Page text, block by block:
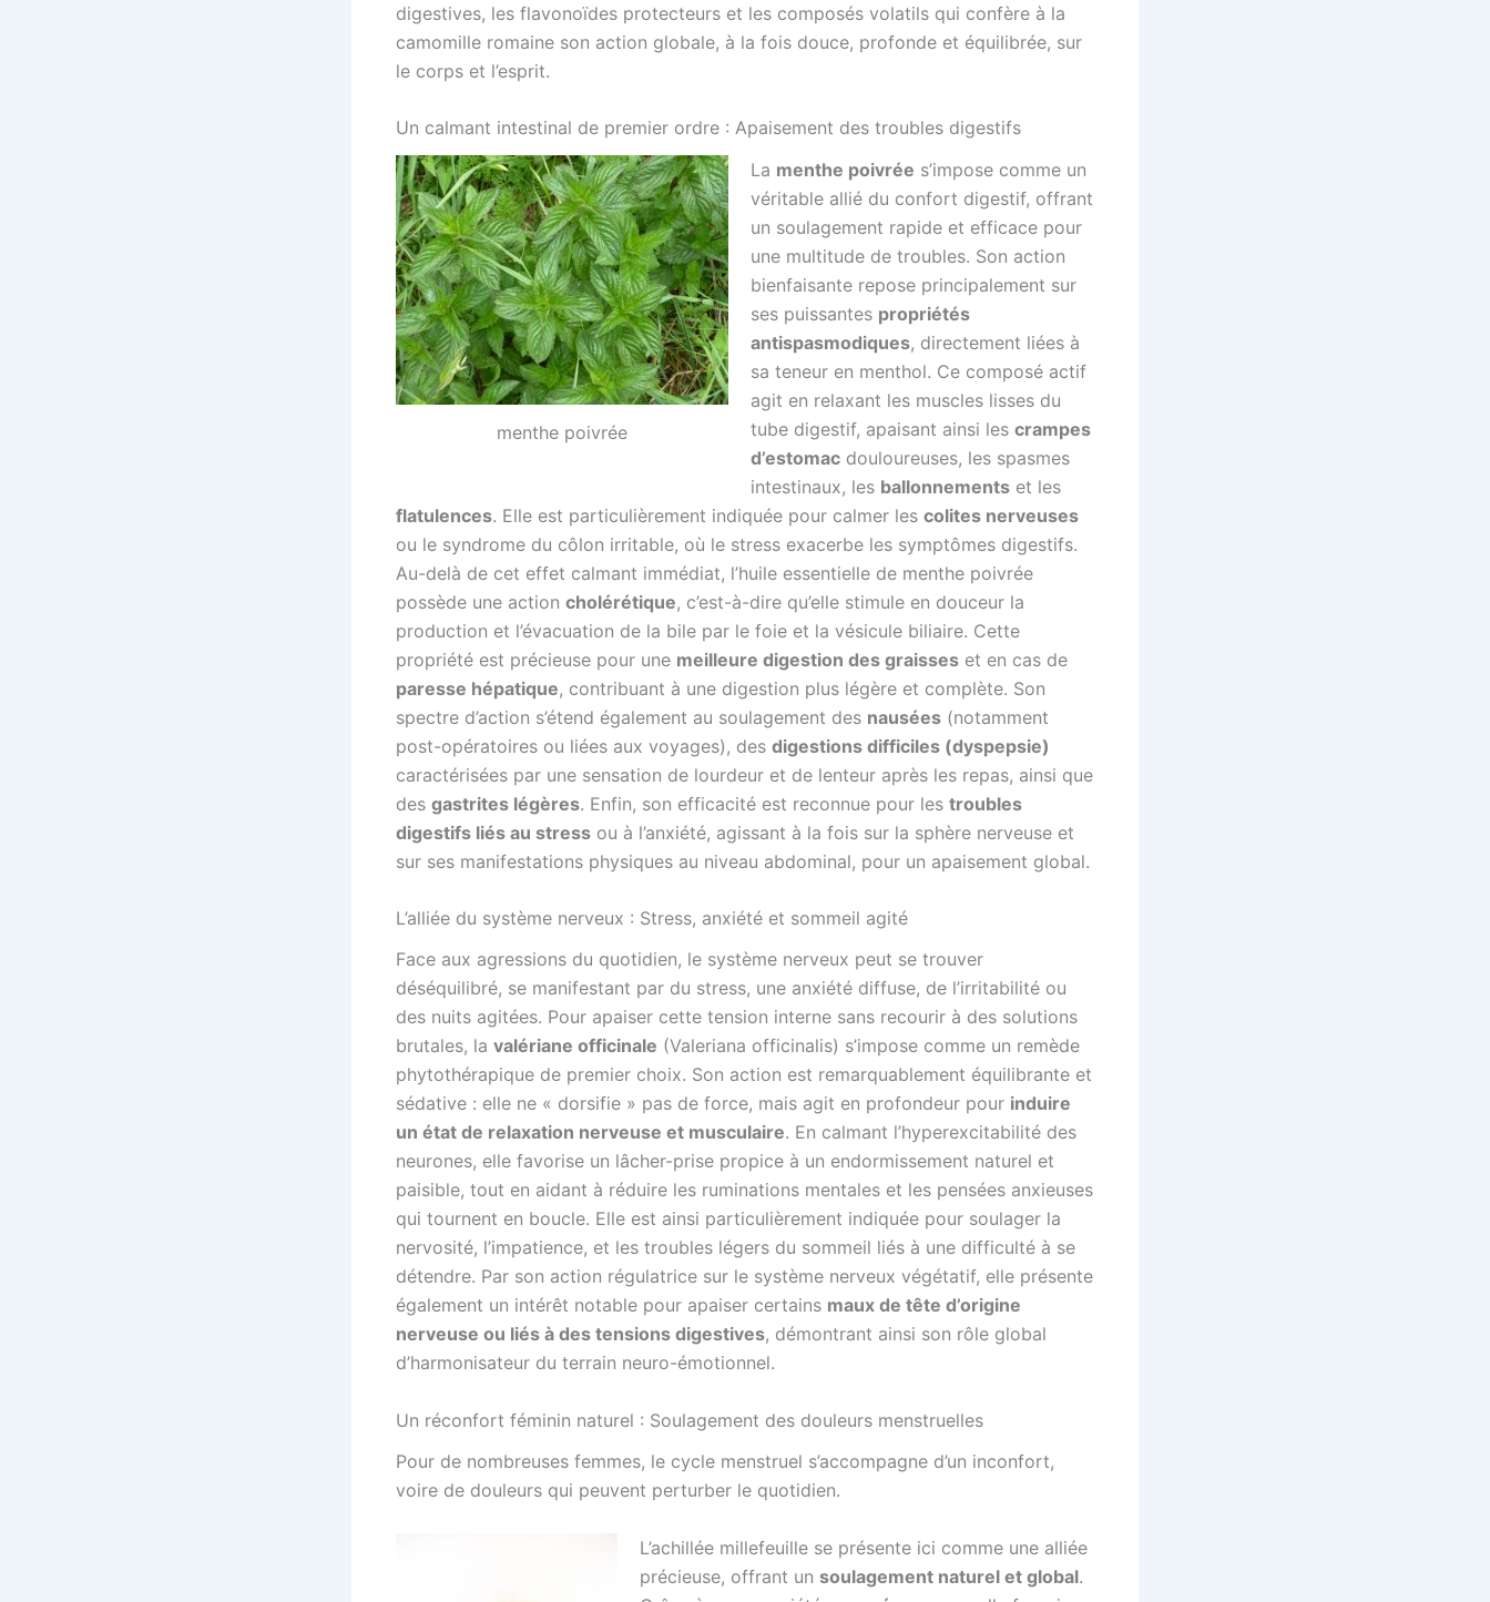
digestives, les flavonoïdes protecteurs et les composés volatils qui confère à la
camomille romaine son action globale, à la fois douce, profonde et équilibrée, sur
le corps et l’esprit.
Un calmant intestinal de premier ordre : Apaisement des troubles digestifs
menthe poivrée
La menthe poivrée s’impose comme un
véritable allié du confort digestif, offrant
un soulagement rapide et efficace pour
une multitude de troubles. Son action
bienfaisante repose principalement sur
ses puissantes propriétés
antispasmodiques, directement liées à
sa teneur en menthol. Ce composé actif
agit en relaxant les muscles lisses du
tube digestif, apaisant ainsi les crampes
d’estomac douloureuses, les spasmes
intestinaux, les ballonnements et les
flatulences. Elle est particulièrement indiquée pour calmer les colites nerveuses
ou le syndrome du côlon irritable, où le stress exacerbe les symptômes digestifs.
Au-delà de cet effet calmant immédiat, l’huile essentielle de menthe poivrée
possède une action cholérétique, c’est-à-dire qu’elle stimule en douceur la
production et l’évacuation de la bile par le foie et la vésicule biliaire. Cette
propriété est précieuse pour une meilleure digestion des graisses et en cas de
paresse hépatique, contribuant à une digestion plus légère et complète. Son
spectre d’action s’étend également au soulagement des nausées (notamment
post-opératoires ou liées aux voyages), des digestions difficiles (dyspepsie)
caractérisées par une sensation de lourdeur et de lenteur après les repas, ainsi que
des gastrites légères. Enfin, son efficacité est reconnue pour les troubles
digestifs liés au stress ou à l’anxiété, agissant à la fois sur la sphère nerveuse et
sur ses manifestations physiques au niveau abdominal, pour un apaisement global.
L’alliée du système nerveux : Stress, anxiété et sommeil agité
Face aux agressions du quotidien, le système nerveux peut se trouver
déséquilibré, se manifestant par du stress, une anxiété diffuse, de l’irritabilité ou
des nuits agitées. Pour apaiser cette tension interne sans recourir à des solutions
brutales, la valériane officinale (Valeriana officinalis) s’impose comme un remède
phytothérapique de premier choix. Son action est remarquablement équilibrante et
sédative : elle ne « dorsifie » pas de force, mais agit en profondeur pour induire
un état de relaxation nerveuse et musculaire. En calmant l’hyperexcitabilité des
neurones, elle favorise un lâcher-prise propice à un endormissement naturel et
paisible, tout en aidant à réduire les ruminations mentales et les pensées anxieuses
qui tournent en boucle. Elle est ainsi particulièrement indiquée pour soulager la
nervosité, l’impatience, et les troubles légers du sommeil liés à une difficulté à se
détendre. Par son action régulatrice sur le système nerveux végétatif, elle présente
également un intérêt notable pour apaiser certains maux de tête d’origine
nerveuse ou liés à des tensions digestives, démontrant ainsi son rôle global
d’harmonisateur du terrain neuro-émotionnel.
Un réconfort féminin naturel : Soulagement des douleurs menstruelles
Pour de nombreuses femmes, le cycle menstruel s’accompagne d’un inconfort,
voire de douleurs qui peuvent perturber le quotidien.
L’achillée millefeuille se présente ici comme une alliée
précieuse, offrant un soulagement naturel et global.